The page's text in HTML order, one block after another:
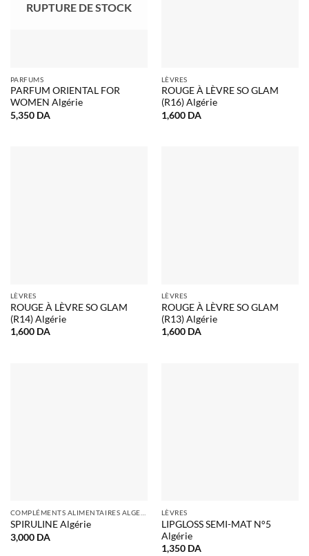
RUPTURE DE STOCK
PARFUMS
PARFUM ORIENTAL FOR
WOMEN Algérie
5,350 DA
LÈVRES
ROUGE À LÈVRE SO GLAM
(R16) Algérie
1,600 DA
LÈVRES
ROUGE À LÈVRE SO GLAM
(R14) Algérie
1,600 DA
LÈVRES
ROUGE À LÈVRE SO GLAM
(R13) Algérie
1,600 DA
SPIRULINE Algérie
3,000 DA
LÈVRES
LIPGLOSS SEMI-MAT N°5
Algérie
1,350 DA